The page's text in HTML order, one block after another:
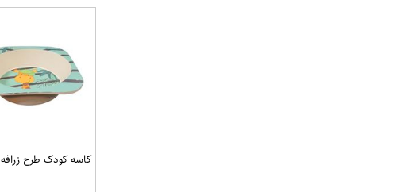
کاسه کودک طرح زرافه 15 کد 47